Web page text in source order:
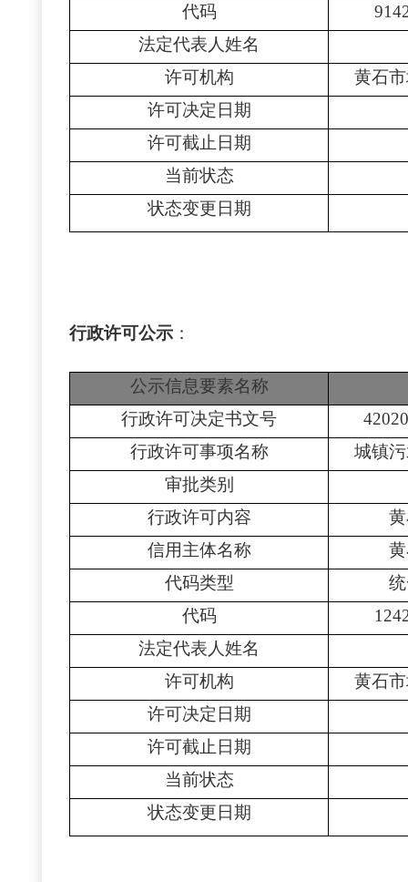
代码
法定代表人姓名
许可机构
黄石
许可决定日期
许可截止日期
当前状态
状态变更日期
行政许可公示 ：
公示信息要素名称
行政许可决定书文号
行政许可事项名称
城镇
审批类别
行政许可内容
信用主体名称
代码类型
代码
法定代表人姓名
许可机构
黄石
许可决定日期
许可截止日期
当前状态
状态变更日期